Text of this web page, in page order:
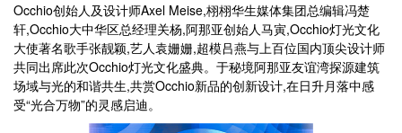
Occhio创始人及设计师Axel Meise,栩栩华生媒体集团总编辑冯楚
轩,Occhio大中华区总经理关杨,阿那亚创始人马寅,Occhio灯光文化
大使著名歌手张靓颖,艺人袁姗姗,超模吕燕与上百位国内顶尖设计师
共同出席此次Occhio灯光文化盛典。于秘境阿那亚友谊湾探源建筑
场域与光的和谐共生,共赏Occhio新品的创新设计,在日升月落中感
受“光合万物”的灵感启迪。